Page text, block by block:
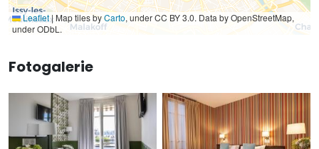
Leaflet|Map tiles byCarto, under CC BY 3.0. Data by OpenStreetMap,
under ODbL.
Fotogalerie